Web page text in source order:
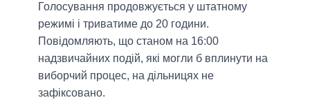
Голосування продовжується у штатному
режимі і триватиме до 20 години.
Повідомляють, що станом на 16:00
надзвичайних подій, які могли б вплинути на
виборчий процес, на дільницях не
зафіксовано.